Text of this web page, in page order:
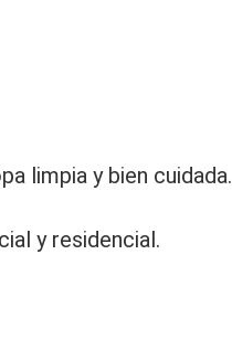
limpia y bien cuidada.
y residencial.